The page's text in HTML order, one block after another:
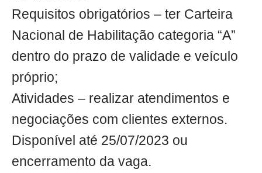
Requisitos obrigatórios – ter Carteira
Nacional de Habilitação categoria “A”
dentro do prazo de validade e veículo
próprio;
Atividades – realizar atendimentos e
negociações com clientes externos.
Disponível até 25/07/2023 ou
encerramento da vaga.